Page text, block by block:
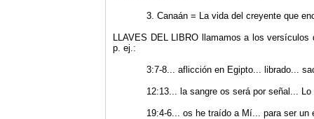
3. Canaán = La vida del creyente que
LLAVES DEL LIBRO llamamos a los
p. ej.:
3:7-8... aflicción en Egipto... librado...
12:13... la sangre os será por señal...
19:4-6... os he traído a Mí... para ser